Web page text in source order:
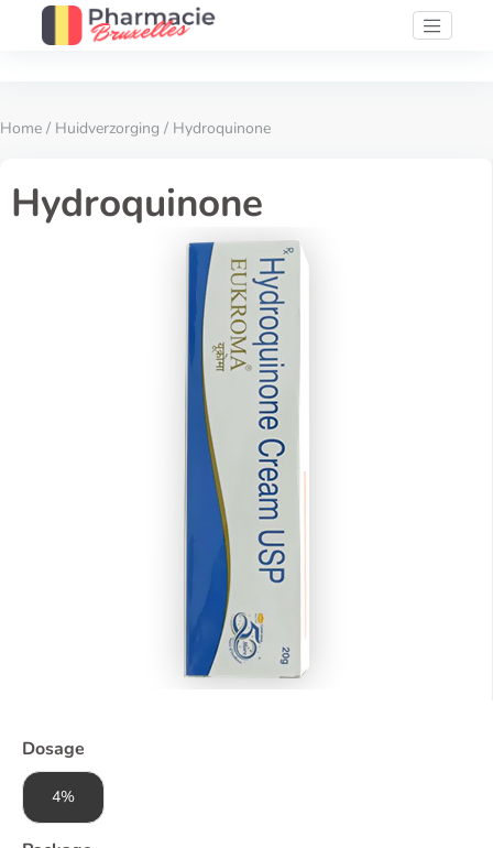
Home / Huidverzorging / Hydroquinone
Hydroquinone
Dosage
4%